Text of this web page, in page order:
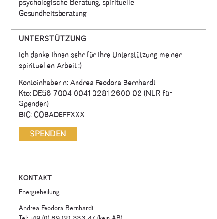
psychologische Beratung, spirituelle
Gesundheitsberatung
UNTERSTÜTZUNG
Ich danke Ihnen sehr für Ihre Unterstützung meiner
spirituellen Arbeit :)
Kontoinhaberin: Andrea Feodora Bernhardt
Kto: DE56 7004 0041 0281 2600 02 (NUR für
Spenden)
BIC: COBADEFFXXX
KONTAKT
Energieheilung
Andrea Feodora Bernhardt
Tel: +49 (0) 89 121 333 47 (kein AB)